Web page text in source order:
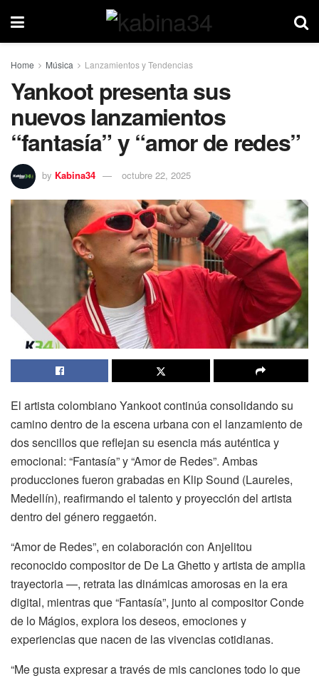
Home Música Lanzamientos y Tendencias
Yankoot presenta sus
nuevos lanzamientos
“fantasía” y “amor de redes”
by Kabina34 octubre 22, 2025
El artista colombiano Yankoot continúa consolidando su
camino dentro de la escena urbana con el lanzamiento de
dos sencillos que reflejan su esencia más auténtica y
emocional: “Fantasía” y “Amor de Redes”. Ambas
producciones fueron grabadas en Klip Sound (Laureles,
Medellín), reafirmando el talento y proyección del artista
dentro del género reggaetón.
“Amor de Redes”, en colaboración con Anjelitou
reconocido compositor de De La Ghetto y artista de amplia
trayectoria —, retrata las dinámicas amorosas en la era
digital, mientras que “Fantasía”, junto al compositor Conde
de lo Mágios, explora los deseos, emociones y
experiencias que nacen de las vivencias cotidianas.
“Me gusta expresar a través de mis canciones todo lo que